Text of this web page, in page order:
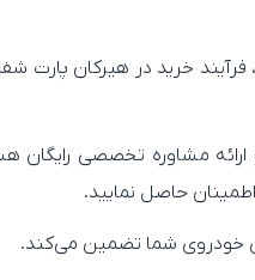
خرید در هیرکان
ارائه مشاوره تخصصی
حاصل نمایید.
خودروی شما تضمین می‌کند.